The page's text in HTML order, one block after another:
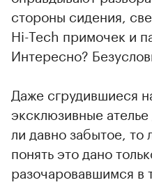
стороны сидения,
Hi-Tech примочек и
Интересно?
Даже сгрудившиеся
эксклюзивные
ли давно забытое, то
понять это дано
разочаровавшимся в